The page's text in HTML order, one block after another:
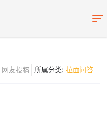
网友投稿 所属分类: 拉面问答